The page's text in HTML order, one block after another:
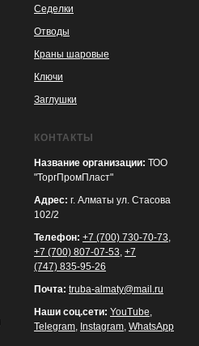
Седелки
Отводы
Краны шаровые
Ключи
Заглушки
КОНТАКТЫ
Название организации: ТОО
"ТоргПромПласт"
Адрес: г. Алматы ул. Стасова
102/2
Телефон: +7 (700) 730-70-73,
+7 (700) 807-07-53, +7
(747) 835-95-26
Почта: truba-almaty@mail.ru
Наши соц.сети: YouTube,
Telegram, Instagram, WhatsApp